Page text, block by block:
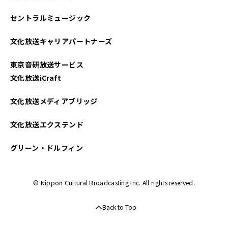
セントラルミュージック
文化放送キャリアパートナーズ
東京音研放送サービス
文化放送iCraft
文化放送メディアブリッジ
文化放送エクステンド
グリーン・ドルフィン
© Nippon Cultural Broadcasting Inc. All rights reserved.
Back to Top